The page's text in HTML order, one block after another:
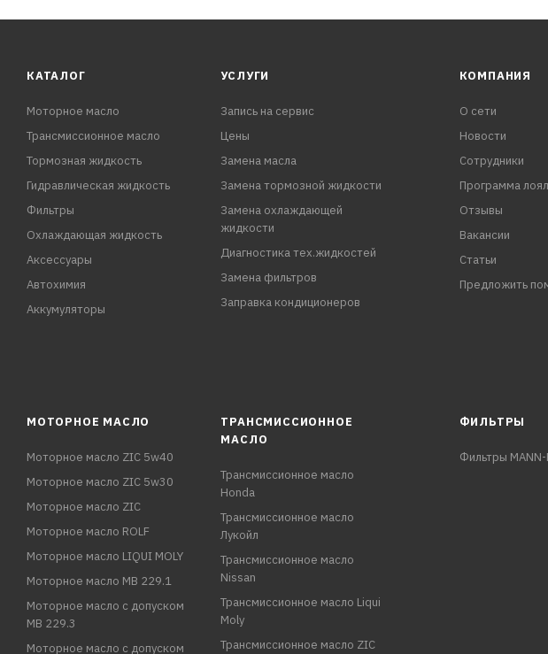
КАТАЛОГ
Моторное масло
Трансмиссионное масло
Тормозная жидкость
Гидравлическая жидкость
Фильтры
Охлаждающая жидкость
Аксессуары
Автохимия
Аккумуляторы
УСЛУГИ
Запись на сервис
Цены
Замена масла
Замена тормозной жидкости
Замена охлаждающей
жидкости
Диагностика тех.жидкостей
Замена фильтров
Заправка кондиционеров
КОМПАНИЯ
О сети
Новости
Сотрудники
Программа
Отзывы
Вакансии
Статьи
Предложить
МОТОРНОЕ МАСЛО
Моторное масло ZIC 5w40
Моторное масло ZIC 5w30
Моторное масло ZIC
Моторное масло ROLF
Моторное масло LIQUI MOLY
Моторное масло MB 229.1
Моторное масло с допуском
MB 229.3
Моторное масло с допуском
ТРАНСМИССИОННОЕ
МАСЛО
Трансмиссионное масло
Honda
Трансмиссионное масло
Лукойл
Трансмиссионное масло
Nissan
Трансмиссионное масло Liqui
Moly
Трансмиссионное масло ZIC
ФИЛЬТРЫ
Фильтры MANN-